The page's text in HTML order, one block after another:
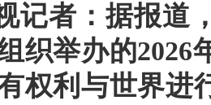
记者：据报道
织举办的2026
权利与世界进